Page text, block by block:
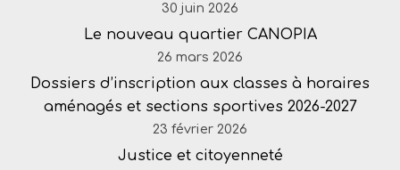
30 juin 2026
Le nouveau quartier CANOPIA
26 mars 2026
Dossiers d’inscription aux classes à horaires
aménagés et sections sportives 2026-2027
23 février 2026
Justice et citoyenneté